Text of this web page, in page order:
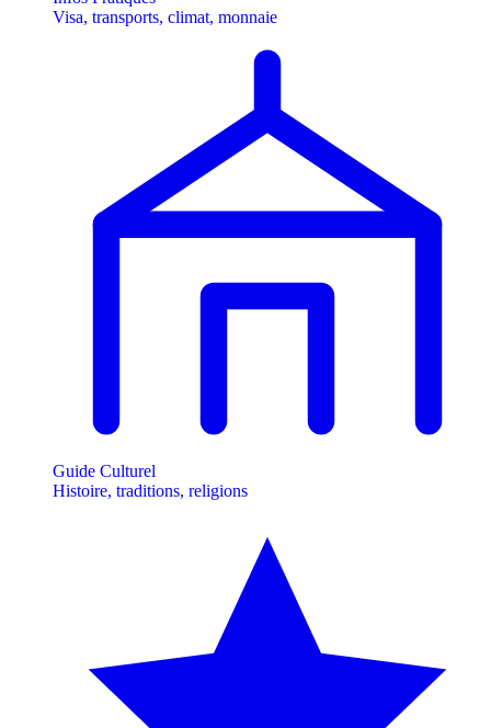
Visa, transports, climat, monnaie
Guide Culturel
Histoire, traditions, religions